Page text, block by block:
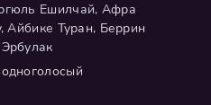
Ешилчай, Афра
Айбике Туран, Беррин